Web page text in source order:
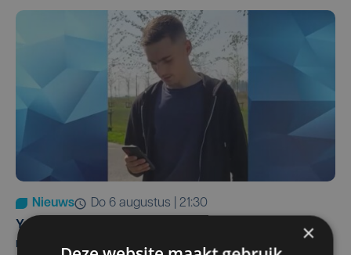
Nieuws
do 6 augustus | 21:30
Yaro (19), slachtoffer van vechtpartij, is na
maandenlange coma overleden
×